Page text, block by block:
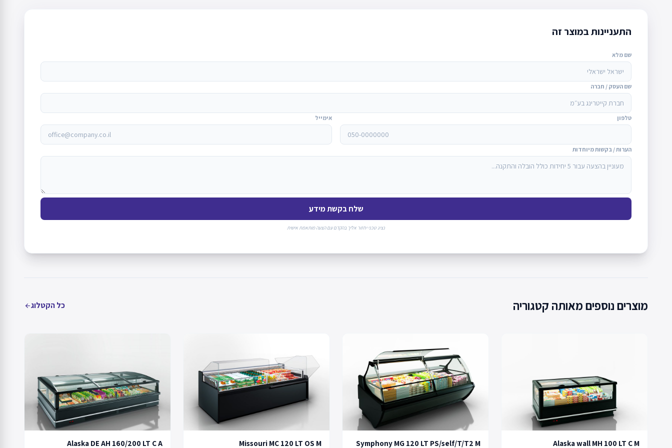
התעניינות במוצר זה
שם מלא
שם העסק / חברה
טלפון אימייל
הערות / בקשות מיוחדות
שלח בקשת מידע
נציג טכני יחזור אליך בהקדם עם הצעה מותאמת אישית
מוצרים נוספים מאותה קטגוריה כל הקטלוגarrow_back
Alaska wall MH 100 LT C M
Symphony MG 120 LT PS/self/T/T2 M
Missouri MC 120 LT OS M
Alaska DE AH 160/200 LT C A